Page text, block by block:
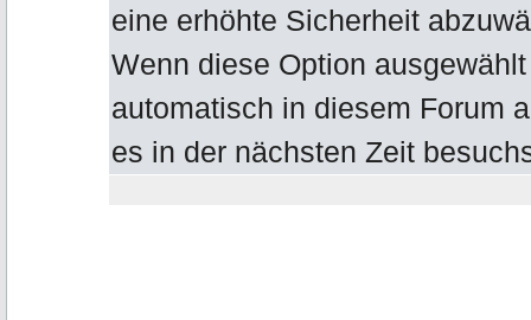
eine erhöhte Sicherheit
Wenn diese Option
automatisch in diesem Forum
es in der nächsten Zeit